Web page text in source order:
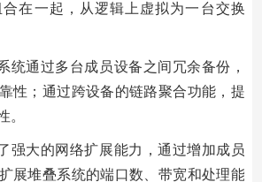
在一起，从逻辑上虚拟为一台交换
统通过多台成员设备之间冗余备份，
性；通过跨设备的链路聚合功能，提
。
强大的网络扩展能力，通过增加成员
展堆叠系统的端口数、带宽和处理能